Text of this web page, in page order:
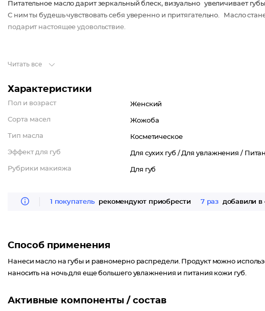
Питательное масло дарит зеркальный блеск, визуально увеличивает
С ним ты будешь чувствовать себя уверенно и притягательно. Масло
подарит настоящее удовольствие.
Читать все
Характеристики
Пол и возраст Женский
Сорта масел Жожоба
Тип масла Косметическое
Эффект для губ Для сухих губ /Для увлажнения /
Рубрики макияжа Для губ
1 покупатель рекомендуют приобрести 7 раз добавили в
Способ применения
Нанеси масло на губы и равномерно распредели. Продукт можно
наносить на ночь для еще большего увлажнения и питания кожи губ.
Активные компоненты / состав